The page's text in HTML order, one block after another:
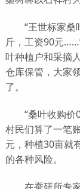
“王世标家桑
斤，工资90元
叶种植户和采摘
仓库保管，大家
了。
“桑叶收购价
村民们算了一笔
元，种植30亩就
的各种风险。